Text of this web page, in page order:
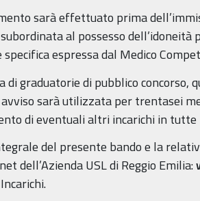
sarà effettuato prima
al possesso dell’idoneità
specifica espressa dal Medico
di graduatorie di pubblico concorso,
sarà utilizzata per trentasei
di eventuali altri incarichi in tutte
del presente bando e la
dell’Azienda USL di Reggio Emilia: